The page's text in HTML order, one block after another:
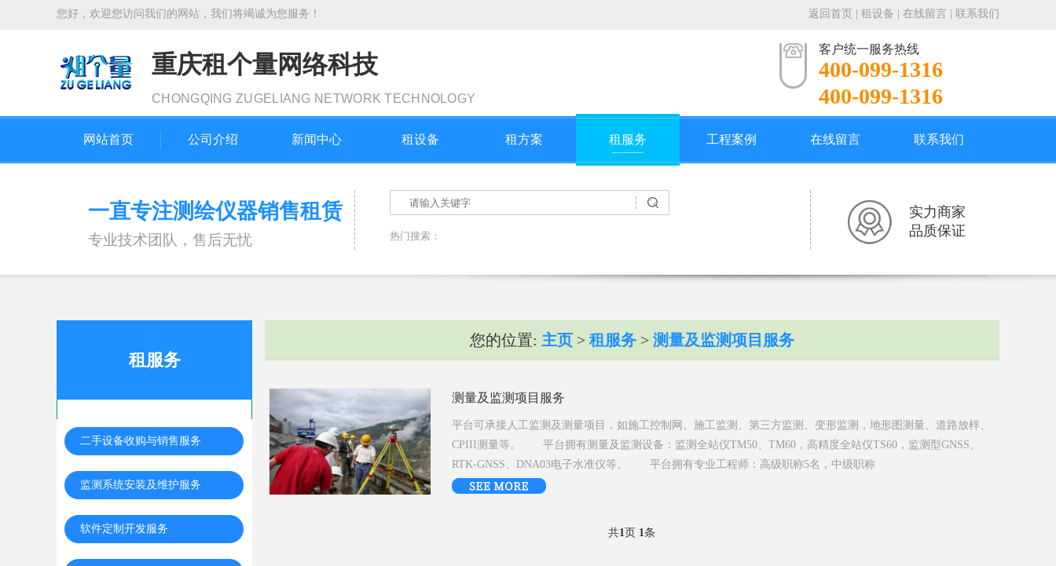
您好，欢迎您访问我们的网站，我们将竭诚为您服务！ 返回首页 租设备 在线留言 联系我们
重庆租个量网络科技
CHONGQING ZUGELIANG NETWORK TECHNOLOGY
客户统一服务热线
400-099-1316
400-099-1316
网站首页 公司介绍 新闻中心 租设备 租方案 租服务 工程案例 在线留言 联系我们
一直专注测绘仪器销售租赁
专业技术团队，售后无忧 热门搜索：
实力商家
品质保证
租服务
二手设备收购与销售服务
监测系统安装及维护服务
软件定制开发服务
您的位置: 主页 > 租服务 > 测量及监测项目服务
测量及监测项目服务
平台可承接人工监测及测量项目，如施工控制网、施工监测、第三方监测、变形监测，地形图测量、道路放样、
CPIII测量等。 平台拥有测量及监测设备：监测全站仪TM50、TM60，高精度全站仪TS60，监测型GNSS、
RTK-GNSS、DNA03电子水准仪等。 平台拥有专业工程师：高级职称5名，中级职称
共1页 1条